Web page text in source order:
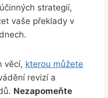
strategií,
vaše překlady v
věcí, kterou můžete
revizí a
Nezapomeňte